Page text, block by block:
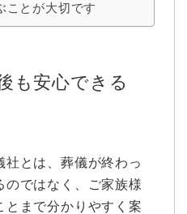
ことが大切です
も安心できる
とは、葬儀が終わっ
のではなく、ご家族様
とまで分かりやすく案